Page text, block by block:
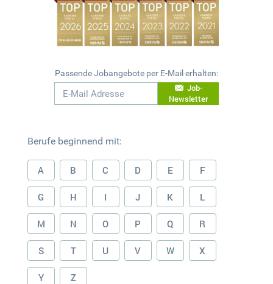
Passende Jobangebote per E-Mail erhalten:
Job-
Newsletter
Berufe beginnend mit:
A B C D E F
G H I J K L
M N O P Q R
S T U V W X
Y Z